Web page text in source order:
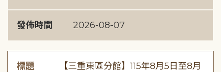
發佈時間 2026-08-07
標題
【三重東區分館】115年8月5日至8月